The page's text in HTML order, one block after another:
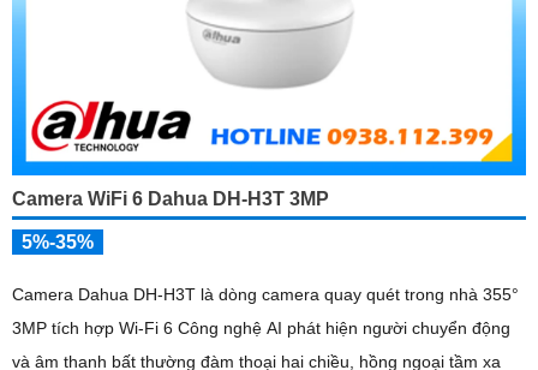
Camera WiFi 6 Dahua DH-H3T 3MP
5%-35%
Camera Dahua DH-H3T là dòng camera quay quét trong nhà 355°
3MP tích hợp Wi-Fi 6 Công nghệ AI phát hiện người chuyển động
và âm thanh bất thường đàm thoại hai chiều, hồng ngoại tầm xa